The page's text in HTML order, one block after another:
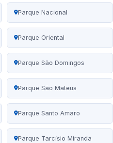
Parque Nacional
Parque Oriental
Parque São Domingos
Parque São Mateus
Parque Santo Amaro
Parque Tarcísio Miranda